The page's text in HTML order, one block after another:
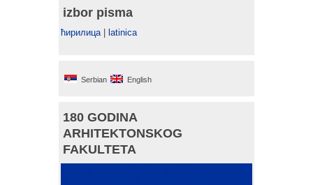
izbor pisma
ћирилица latinica
Serbian English
180 GODINA
ARHITEKTONSKOG
FAKULTETA